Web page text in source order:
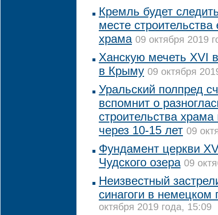
Кремль будет
месте строительства
храма 09 октября 2019
Ханскую мечеть XVI
в Крыму 09 октября
Уральский полпред
вспомнит о
строительства храма
через 10-15 лет 09
Фундамент церкви
Чудского озера 09
Неизвестный
синагоги в немецком
октября 2019 года, 15:09